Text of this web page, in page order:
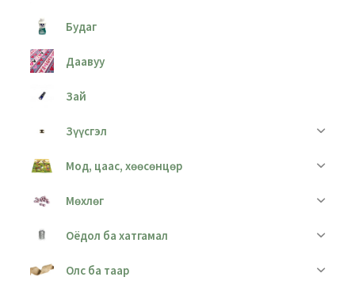
Будаг
Даавуу
Зай
Зүүсгэл
Мод, цаас, хөөсөнцөр
Мөхлөг
Оёдол ба хатгамал
Олс ба таар